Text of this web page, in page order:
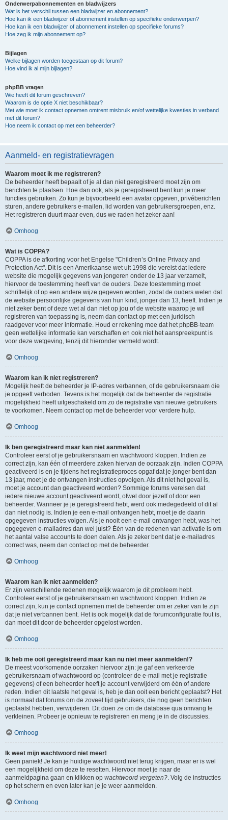
Onderwerpabonnementen en bladwijzers
Wat is het verschil tussen een bladwijzer en abonnement?
Hoe kan ik een bladwijzer of abonnement instellen op specifieke onderwerpen?
Hoe kan ik een bladwijzer of abonnement instellen op specifieke forums?
Hoe zeg ik mijn abonnement op?
Bijlagen
Welke bijlagen worden toegestaan op dit forum?
Hoe vind ik al mijn bijlagen?
phpBB vragen
Wie heeft dit forum geschreven?
Waarom is de optie X niet beschikbaar?
Met wie moet ik contact opnemen omtrent misbruik en/of wettelijke kwesties in verband
met dit forum?
Hoe neem ik contact op met een beheerder?
Aanmeld- en registratievragen
Waarom moet ik me registreren?
De beheerder heeft bepaalt of je al dan niet geregistreerd moet zijn om
berichten te plaatsen. Hoe dan ook, als je geregistreerd bent kun je meer
functies gebruiken. Zo kun je bijvoorbeeld een avatar opgeven, privéberichten
sturen, andere gebruikers e-mailen, lid worden van gebruikersgroepen, enz.
Het registreren duurt maar even, dus we raden het zeker aan!
Omhoog
Wat is COPPA?
COPPA is de afkorting voor het Engelse "Children’s Online Privacy and
Protection Act". Dit is een Amerikaanse wet uit 1998 die vereist dat iedere
website die mogelijk gegevens van jongeren onder de 13 jaar verzamelt,
hiervoor de toestemming heeft van de ouders. Deze toestemming moet
schriftelijk of op een andere wijze gegeven worden, zodat de ouders weten dat
de website persoonlijke gegevens van hun kind, jonger dan 13, heeft. Indien je
niet zeker bent of deze wet al dan niet op jou of de website waarop je wil
registreren van toepassing is, neem dan contact op met een juridisch
raadgever voor meer informatie. Houd er rekening mee dat het phpBB-team
geen wettelijke informatie kan verschaffen en ook niet het aanspreekpunt is
voor deze wetgeving, tenzij dit hieronder vermeld wordt.
Omhoog
Waarom kan ik niet registreren?
Mogelijk heeft de beheerder je IP-adres verbannen, of de gebruikersnaam die
je opgeeft verboden. Tevens is het mogelijk dat de beheerder de registratie
mogelijkheid heeft uitgeschakeld om zo de registratie van nieuwe gebruikers
te voorkomen. Neem contact op met de beheerder voor verdere hulp.
Omhoog
Ik ben geregistreerd maar kan niet aanmelden!
Controleer eerst of je gebruikersnaam en wachtwoord kloppen. Indien ze
correct zijn, kan één of meerdere zaken hiervan de oorzaak zijn. Indien COPPA
geactiveerd is en je tijdens het registratieproces opgaf dat je jonger bent dan
13 jaar, moet je de ontvangen instructies opvolgen. Als dit niet het geval is,
moet je account dan geactiveerd worden? Sommige forums vereisen dat
iedere nieuwe account geactiveerd wordt, ofwel door jezelf of door een
beheerder. Wanneer je je geregistreerd hebt, werd ook medegedeeld of dit al
dan niet nodig is. Indien je een e-mail ontvangen hebt, moet je de daarin
opgegeven instructies volgen. Als je nooit een e-mail ontvangen hebt, was het
opgegeven e-mailadres dan wel juist? Één van de redenen van activatie is om
het aantal valse accounts te doen dalen. Als je zeker bent dat je e-mailadres
correct was, neem dan contact op met de beheerder.
Omhoog
Waarom kan ik niet aanmelden?
Er zijn verschillende redenen mogelijk waarom je dit probleem hebt.
Controleer eerst of je gebruikersnaam en wachtwoord kloppen. Indien ze
correct zijn, kun je contact opnemen met de beheerder om er zeker van te zijn
dat je niet verbannen bent. Het is ook mogelijk dat de forumconfiguratie fout is,
dan moet dit door de beheerder opgelost worden.
Omhoog
Ik heb me ooit geregistreerd maar kan nu niet meer aanmelden!?
De meest voorkomende oorzaken hiervoor zijn: je gaf een verkeerde
gebruikersnaam of wachtwoord op (controleer de e-mail met je registratie
gegevens) of een beheerder heeft je account verwijderd om één of andere
reden. Indien dit laatste het geval is, heb je dan ooit een bericht geplaatst? Het
is normaal dat forums om de zoveel tijd gebruikers, die nog geen berichten
geplaatst hebben, verwijderen. Dit doen ze om de database qua omvang te
verkleinen. Probeer je opnieuw te registreren en meng je in de discussies.
Omhoog
Ik weet mijn wachtwoord niet meer!
Geen paniek! Je kan je huidige wachtwoord niet terug krijgen, maar er is wel
een mogelijkheid om deze te resetten. Hiervoor moet je naar de
aanmeldpagina gaan en klikken op wachtwoord vergeten?. Volg de instructies
op het scherm en even later kan je je weer aanmelden.
Omhoog